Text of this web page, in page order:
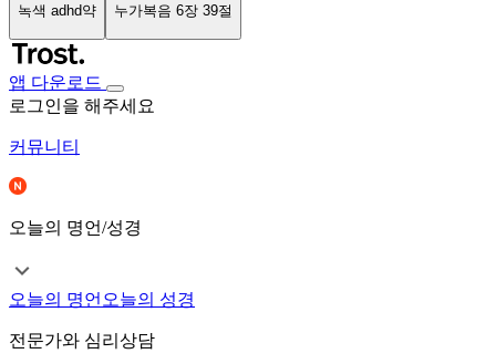
녹색 adhd약 누가복음 6장 39절
앱 다운로드
로그인을 해주세요
커뮤니티
오늘의 명언/성경
오늘의 명언 오늘의 성경
전문가와 심리상담